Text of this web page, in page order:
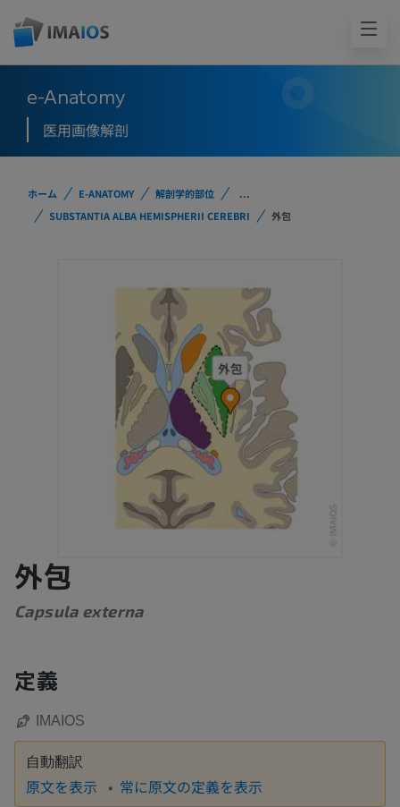
e-Anatomy
医用画像解剖
ホーム E-ANATOMY 解剖学的部位
...
SUBSTANTIA ALBA HEMISPHERII CEREBRI
外包
外包
Capsula externa
定義
IMAIOS
自動翻訳
原文を表示 常に原文の定義を表示